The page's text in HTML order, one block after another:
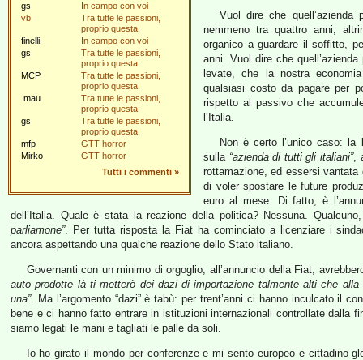
gs
In campo con voi
vb
Tra tutte le passioni,
proprio questa
finelli
In campo con voi
gs
Tra tutte le passioni,
proprio questa
MCP
Tra tutte le passioni,
proprio questa
.mau.
Tra tutte le passioni,
proprio questa
gs
Tra tutte le passioni,
proprio questa
mfp
GTT horror
Mirko
GTT horror
Tutti i commenti »
Vuol dire che
nemmeno tra quattro anni;
organico a guardare il soffitto,
anni. Vuol dire che
levate, che la nostra
qualsiasi costo da pagare per
rispetto al passivo che
l’Italia.
Non è certo l’unico caso: la
sulla “azienda di tutti gli italiani”,
rottamazione, ed essersi vantata
di voler spostare le future
euro al mese. Di fatto, è
dell’Italia. Quale è stata la reazione della politica? Nessuna.
parliamone”. Per tutta risposta la Fiat ha cominciato a licenziare i
ancora aspettando una qualche reazione dello Stato italiano.
Governanti con un minimo di orgoglio, all’annuncio della Fiat,
auto prodotte là ti metterò dei dazi di importazione talmente alti che
una”. Ma l’argomento “dazi” è tabù: per trent’anni ci hanno inculcato il
bene e ci hanno fatto entrare in istituzioni internazionali controllate dalla
siamo legati le mani e tagliati le palle da soli.
Io ho girato il mondo per conferenze e mi sento europeo e cittadino